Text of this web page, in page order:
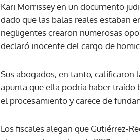
Kari Morrissey en un documento
dado que las balas reales estaban
negligentes crearon numerosas
declaró inocente del cargo de
Sus abogados, en tanto, calificaron
apunta que ella podría haber traído
el procesamiento y carece de
Los fiscales alegan que Gutiérrez-